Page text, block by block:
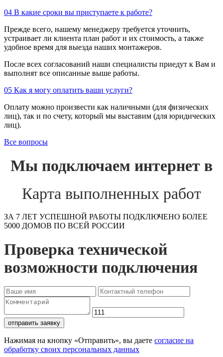
04 В какие сроки вы приступаете к работе?
Прежде всего, нашему менеджеру требуется уточнить,
устраивает ли клиента план работ и их стоимость, а также
удобное время для выезда наших монтажеров.
После всех согласований наши специалисты приедут к Вам и
выполнят все описанные выше работы.
05 Как я могу оплатить ваши услуги?
Оплату можно произвести как наличными (для физических
лиц), так и по счету, который мы выставим (для юридических
лиц).
Все вопросы
Мы подключаем интернет в
Карта выполненных работ
ЗА 7 ЛЕТ УСПЕШНОЙ РАБОТЫ ПОДКЛЮЧЕНО БОЛЕЕ
5000 ДОМОВ ПО ВСЕЙ РОССИИ
Проверка технической
возможности подключения
отправить заявку
Нажимая на кнопку «Отправить», вы даете согласие на
обработку своих персональных данных